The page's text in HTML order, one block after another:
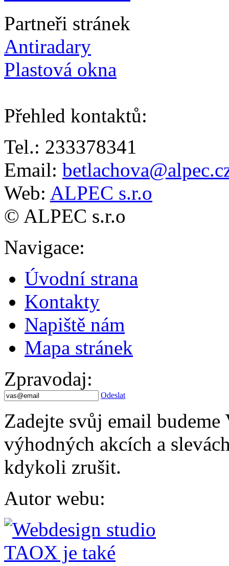
Partneři stránek
Antiradary
Plastová okna
Přehled kontaktů:
Tel.: 233378341
Email:
Web: ALPEC s.r.o
© ALPEC s.r.o
Navigace:
Úvodní strana
Kontakty
Napiště nám
Mapa stránek
Zpravodaj:
Odeslat
Zadejte svůj email
výhodných akcích a
kdykoli zrušit.
Autor webu: